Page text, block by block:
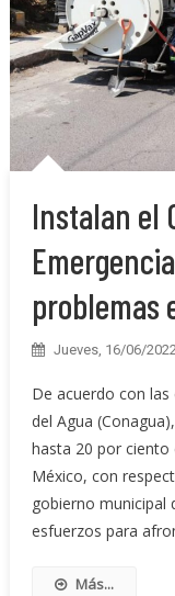
Instalan el
problemas
Jueves, 16/06/
De acuerdo con
del Agua
hasta 20 por ciento
México, con
gobierno municipal
esfuerzos para
Más...